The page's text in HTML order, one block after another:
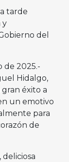
tarde
y
del
de 2025.-
Hidalgo,
éxito a
un emotivo
para
de
deliciosa